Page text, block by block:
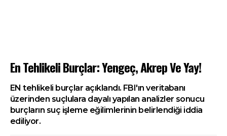
En Tehlikeli Burçlar: Yengeç, Akrep Ve Yay!
EN tehlikeli burçlar açıklandı. FBI'ın veritabanı
üzerinden suçlulara dayalı yapılan analizler sonucu
burçların suç işleme eğilimlerinin belirlendiği iddia
ediliyor.